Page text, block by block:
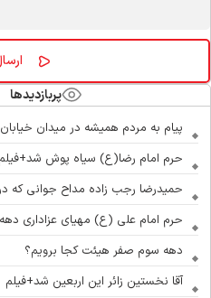
پربازدیدها
پیام به مردم همیشه در میدان خیابان
حرم امام رضا(ع) سیاه پوش شد+فیلم
حمیدرضا رجب زاده مداح جوانی که
حرم امام علی (ع) مهیای عزاداری
دهه سوم صفر هیئت کجا برویم؟
آقا نخستین زائر این اربعین شد+فیلم